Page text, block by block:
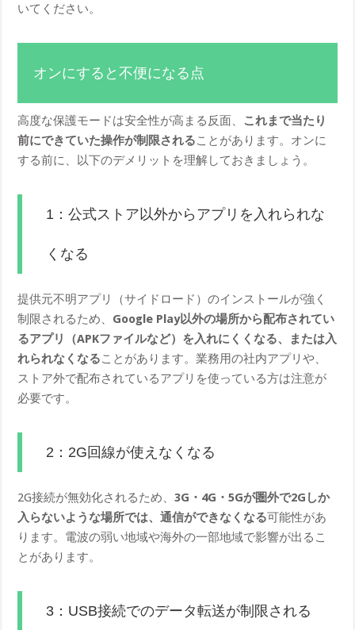
いてください。
オンにすると不便になる点
高度な保護モードは安全性が高まる反面、 これまで当たり
前にできていた操作が制限されることがあります。オンに
する前に、以下のデメリットを理解しておきましょう。
1：公式ストア以外からアプリを入れられな
くなる
提供元不明アプリ（サイドロード）のインストールが強く
制限されるため、 Google Play以外の場所から配布されてい
るアプリ（APKファイルなど）を入れにくくなる、または入
れられなくなることがあります。業務用の社内アプリや、
ストア外で配布されているアプリを使っている方は注意が
必要です。
2：2G回線が使えなくなる
2G接続が無効化されるため、3G・4G・5Gが圏外で2Gしか
入らないような場所では、通信ができなくなる可能性があ
ります。電波の弱い地域や海外の一部地域で影響が出るこ
とがあります。
3：USB接続でのデータ転送が制限される